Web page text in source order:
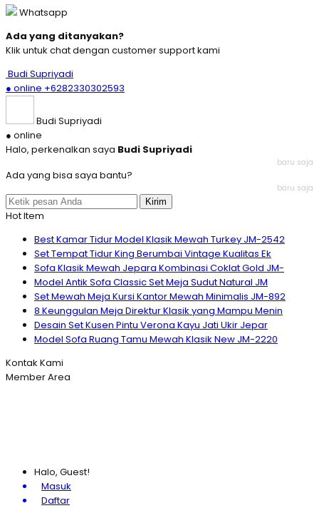
Whatsapp
Ada yang ditanyakan?
Klik untuk chat dengan customer support kami
Budi Supriyadi
● online +6282330302593
Budi Supriyadi
● online
Halo, perkenalkan saya Budi Supriyadi
baru saja
Ada yang bisa saya bantu?
baru saja
Kirim
Hot Item
Best Kamar Tidur Model Klasik Mewah Turkey JM-2542
Set Tempat Tidur King Berumbai Vintage Kualitas Ek
Sofa Klasik Mewah Jepara Kombinasi Coklat Gold JM-
Model Antik Sofa Classic Set Meja Sudut Natural JM
Set Mewah Meja Kursi Kantor Mewah Minimalis JM-892
8 Keunggulan Meja Direktur Klasik yang Mampu Menin
Desain Set Kusen Pintu Verona Kayu Jati Ukir Jepar
Model Sofa Ruang Tamu Mewah Klasik New JM-2220
Kontak Kami
Member Area
Halo, Guest!
Masuk
Daftar